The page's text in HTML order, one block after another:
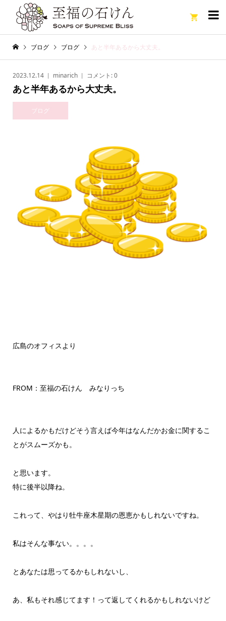

ブログ ブログ あと半年あるから大丈夫。
2023.12.14 minarich コメント:0
あと半年あるから大丈夫。
ブログ
広島のオフィスより
FROM：至福の石けん みなりっち
人によるかもだけどそう言えば今年はなんだかお金に関するこ
とがスムーズかも。
と思います。
特に後半以降ね。
これって、やはり牡牛座木星期の恩恵かもしれないですね。
私はそんな事ない。。。。
とあなたは思ってるかもしれないし、
あ、私もそれ感じてます！って返してくれるかもしれないけど